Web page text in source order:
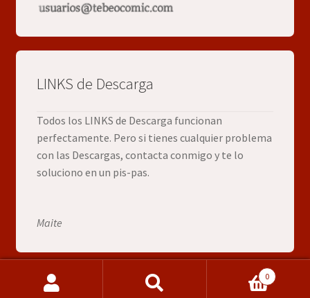
LINKS de Descarga
Todos los LINKS de Descarga funcionan
perfectamente. Pero si tienes cualquier problema
con las Descargas, contacta conmigo y te lo
soluciono en un pis-pas.
Maite
0